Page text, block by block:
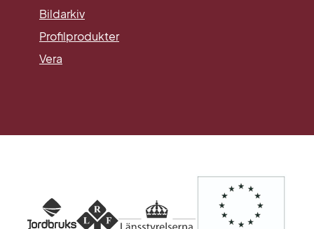
BildarkivLänk till annan webbplats.
Profilprodukter
Vera